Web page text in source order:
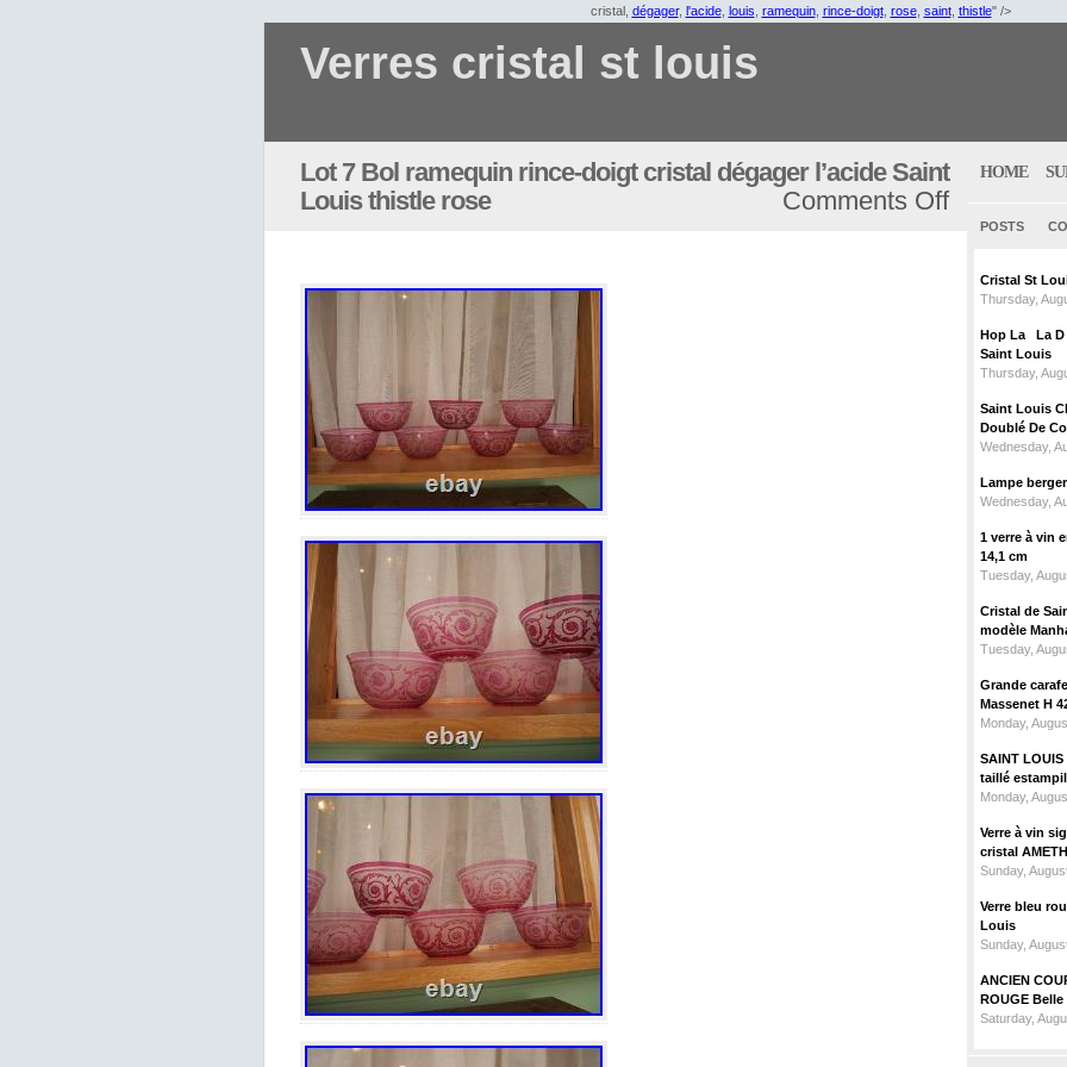
cristal, dégager, l'acide, louis ramequin, rince-doigt, rose, saint, thistle" />
Verres cristal st louis
Lot 7 Bol ramequin rince-doigt cristal dégager l’acide Saint
Louis thistle rose
Comments Off
HOME
POSTS
Cristal St
Thursday,
Hop La La D
Saint Louis
Thursday,
Saint Louis
Doublé De
Wednesday,
Lampe
Wednesday,
1 verre à vin
14,1 cm
Tuesday,
Cristal de
modèle
Tuesday,
Grande
Massenet H
Monday,
SAINT
taillé
Monday,
Verre à vin
cristal
Sunday,
Verre bleu
Louis
Sunday,
ANCIEN
ROUGE
Saturday,